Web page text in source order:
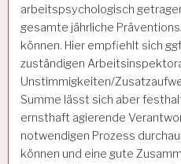
arbeitspsychologisch
gesamte jährliche
können. Hier empfiehlt sich
zuständigen
Unstimmigkeiten/
Summe lässt sich aber
ernsthaft agierende
notwendigen Prozess
können und eine gute